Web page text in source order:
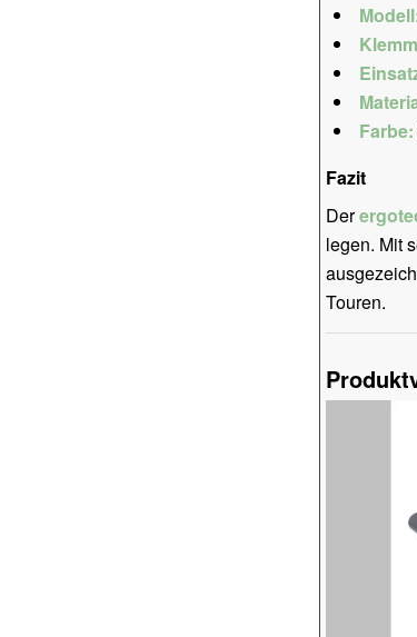
Farbe:
Fazit
Der
legen. Mit
Touren.